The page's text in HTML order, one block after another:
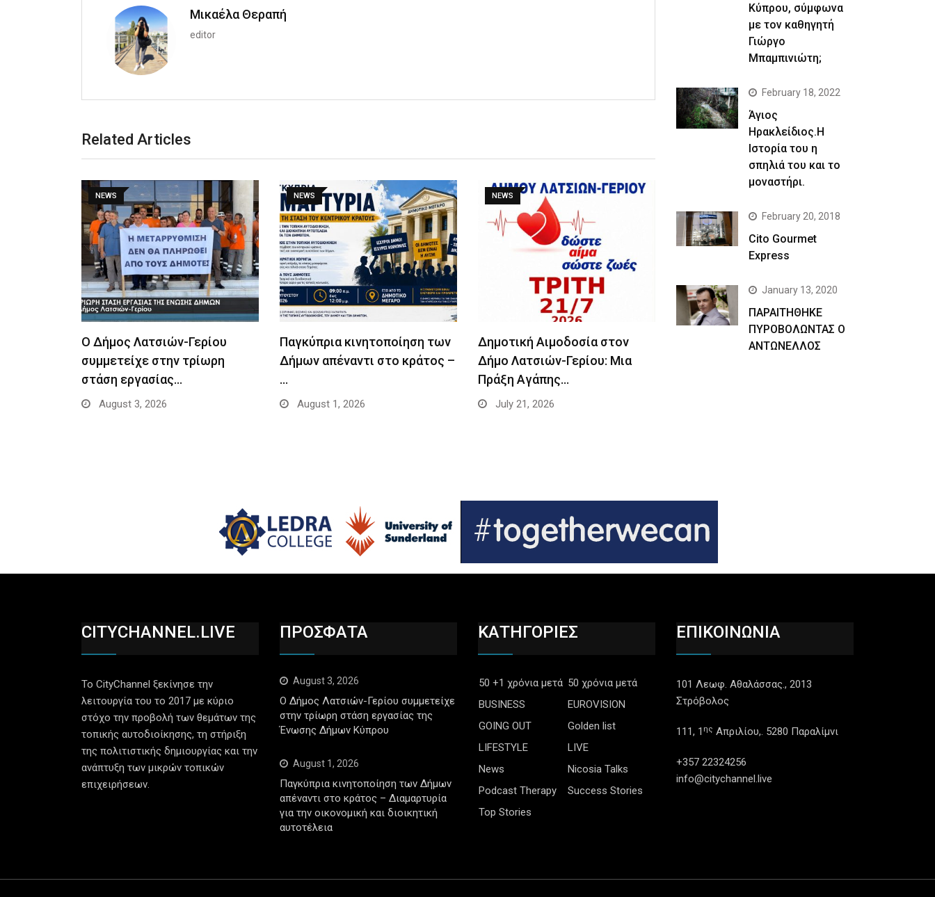
Μικαέλα Θεραπή
editor
Related Articles
NEWS
Ο Δήμος Λατσιών-Γερίου
συμμετείχε στην τρίωρη
στάση εργασίας…
August 3, 2026
NEWS
Παγκύπρια κινητοποίηση των
Δήμων απέναντι στο κράτος –
…
August 1, 2026
NEWS
Δημοτική Αιμοδοσία στον
Δήμο Λατσιών-Γερίου: Μια
Πράξη Αγάπης…
July 21, 2026
Κύπρου, σύμφωνα
με τον καθηγητή
Γιώργο
Μπαμπινιώτη;
February 18, 2022
Άγιος
Ηρακλείδιος.Η
Ιστορία του η
σπηλιά του και το
μοναστήρι.
February 20, 2018
Cito Gourmet
Express
January 13, 2020
ΠΑΡΑΙΤΗΘΗΚΕ
ΠΥΡΟΒΟΛΩΝΤΑΣ Ο
ΑΝΤΩΝΕΛΛΟΣ
CITYCHANNEL.LIVE
Το CityChannel ξεκίνησε την
λειτουργία του το 2017 με κύριο
στόχο την προβολή των θεμάτων της
τοπικής αυτοδιοίκησης, τη στήριξη
της πολιτιστικής δημιουργίας και την
ανάπτυξη των μικρών τοπικών
επιχειρήσεων.
ΠΡΟΣΦΑΤΑ
August 3, 2026
Ο Δήμος Λατσιών-Γερίου συμμετείχε
στην τρίωρη στάση εργασίας της
Ένωσης Δήμων Κύπρου
August 1, 2026
Παγκύπρια κινητοποίηση των Δήμων
απέναντι στο κράτος – Διαμαρτυρία
για την οικονομική και διοικητική
αυτοτέλεια
ΚΑΤΗΓΟΡΙΕΣ
50 +1 χρόνια μετά 50 χρόνια μετά
BUSINESS
EUROVISION
GOING OUT
Golden list
LIFESTYLE
LIVE
News
Nicosia Talks
Podcast Therapy
Success Stories
Top Stories
ΕΠΙΚΟΙΝΩΝΙΑ
101 Λεωφ. Αθαλάσσας., 2013
Στρόβολος
111, 1 ης Απριλίου,. 5280 Παραλίμνι
+357 22324256
info@citychannel.live